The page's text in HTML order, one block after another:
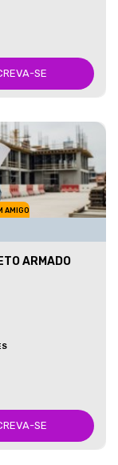
SE
AMIGO
ARMADO
SE